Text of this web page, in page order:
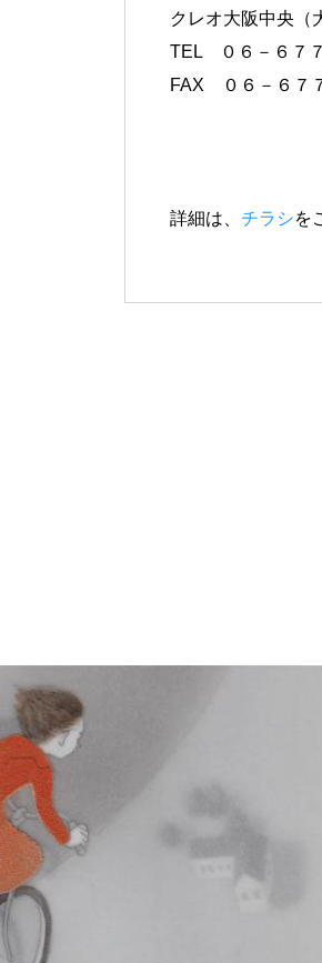
クレオ大阪中央（
TEL ０６－６７
FAX ０６－６７
詳細は、 チラシを